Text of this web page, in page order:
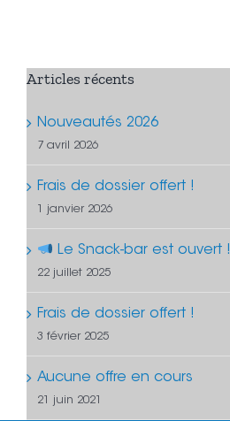
Articles récents
Nouveautés 2026
7 avril 2026
Frais de dossier offert !
1 janvier 2026
Le Snack-bar est ouvert !
22 juillet 2025
Frais de dossier offert !
3 février 2025
Aucune offre en cours
21 juin 2021